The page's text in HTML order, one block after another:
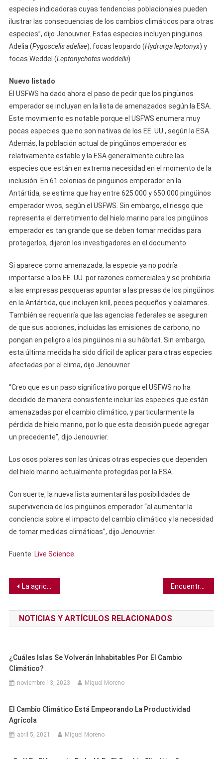
especies indicadoras cuyas tendencias poblacionales pueden
ilustrar las consecuencias de los cambios climáticos para otras
especies”, dijo Jenouvrier. Estas especies incluyen pingüinos
Adelia (Pygoscelis adeliae), focas leopardo (Hydrurga leptonyx) y
focas Weddel (Leptonychotes weddellii).
Nuevo listado
El USFWS ha dado ahora el paso de pedir que los pingüinos
emperador se incluyan en la lista de amenazados según la ESA.
Este movimiento es notable porque el USFWS enumera muy
pocas especies que no son nativas de los EE. UU., según la ESA.
Además, la población actual de pingüinos emperador es
relativamente estable y la ESA generalmente cubre las
especies que están en extrema necesidad en el momento de la
inclusión. En 61 colonias de pingüinos emperador en la
Antártida, se estima que hay entre 625.000 y 650.000 pingüinos
emperador vivos, según el USFWS. Sin embargo, el riesgo que
representa el derretimiento del hielo marino para los pingüinos
emperador es tan grande que se deben tomar medidas para
protegerlos, dijeron los investigadores en el documento.
Si aparece como amenazada, la especie ya no podría
importarse a los EE. UU. por razones comerciales y se prohibiría
a las empresas pesqueras apuntar a las presas de los pingüinos
en la Antártida, que incluyen krill, peces pequeños y calamares.
También se requeriría que las agencias federales se aseguren
de que sus acciones, incluidas las emisiones de carbono, no
pongan en peligro a los pingüinos ni a su hábitat. Sin embargo,
esta última medida ha sido difícil de aplicar para otras especies
afectadas por el clima, dijo Jenouvrier.
“Creo que es un paso significativo porque el USFWS no ha
decidido de manera consistente incluir las especies que están
amenazadas por el cambio climático, y particularmente la
pérdida de hielo marino, por lo que esta decisión puede agregar
un precedente”, dijo Jenouvrier.
Los osos polares son las únicas otras especies que dependen
del hielo marino actualmente protegidas por la ESA.
Con suerte, la nueva lista aumentará las posibilidades de
supervivencia de los pingüinos emperador “al aumentar la
conciencia sobre el impacto del cambio climático y la necesidad
de tomar medidas climáticas”, dijo Jenouvrier.
Fuente: Live Science
Navegación
de
entradas
La agricultura está matando más abejas de las que nos damos cuenta, revela gran estudio
NOTICIAS Y ARTÍCULOS RELACIONADOS
¿Cuáles Islas Se Volverán Inhabitables Por El Cambio
Climático?
noviembre 13, 2023 Miguel Moreno
El Cambio Climático Está Empeorando La Productividad
Agrícola
abril 5, 2021 Miguel Moreno